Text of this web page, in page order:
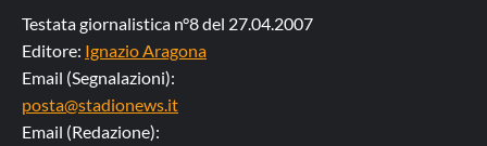
Testata giornalistica n°8 del 27.04.2007
Editore: Ignazio Aragona
Email (Segnalazioni):
posta@stadionews.it
Email (Redazione):